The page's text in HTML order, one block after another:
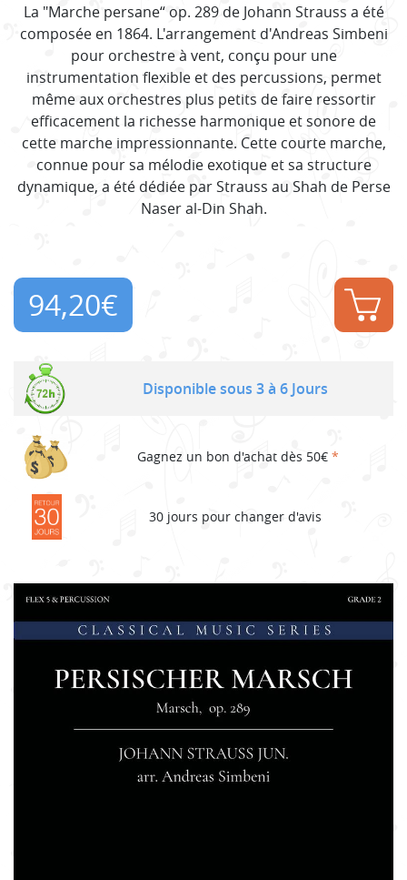
La "Marche persane“ op. 289 de Johann Strauss a été
composée en 1864. L'arrangement d'Andreas Simbeni
pour orchestre à vent, conçu pour une
instrumentation flexible et des percussions, permet
même aux orchestres plus petits de faire ressortir
efficacement la richesse harmonique et sonore de
cette marche impressionnante. Cette courte marche,
connue pour sa mélodie exotique et sa structure
dynamique, a été dédiée par Strauss au Shah de Perse
Naser al-Din Shah.
94,20€
Disponible sous 3 à 6 Jours
Gagnez un bon d'achat dès 50€ *
30 jours pour changer d'avis